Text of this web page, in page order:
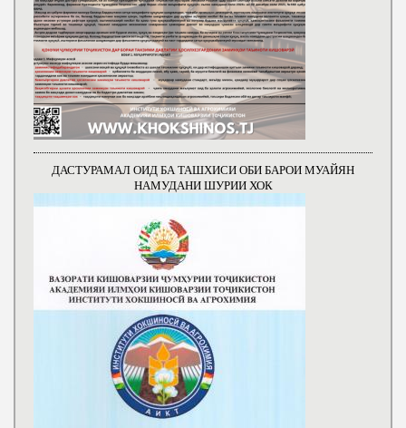
ДАСТУРАМАЛ ОИД БА ТАШХИСИ ОБИ БАРОИ МУАЙЯН
НАМУДАНИ ШУРИИ ХОК